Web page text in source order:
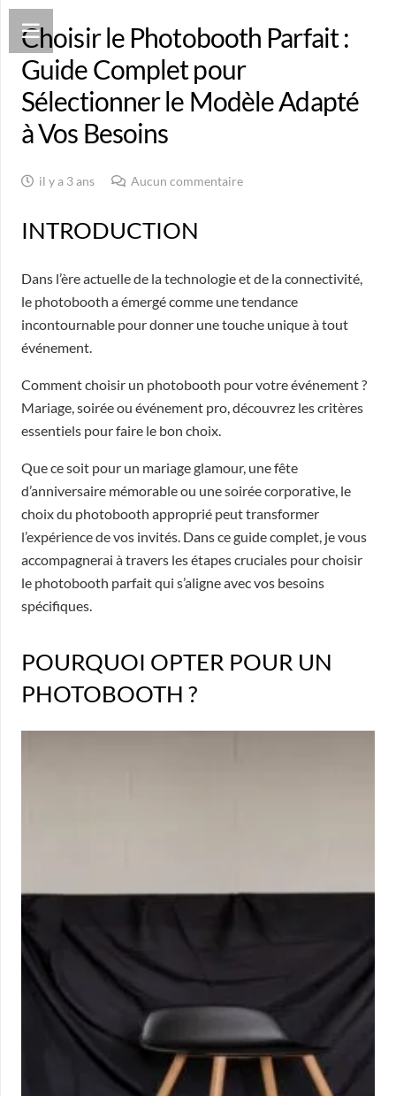
Choisir le Photobooth Parfait :
Guide Complet pour
Sélectionner le Modèle Adapté
à Vos Besoins
il y a 3 ans Aucun commentaire
INTRODUCTION
Dans l’ère actuelle de la technologie et de la connectivité,
le photobooth a émergé comme une tendance
incontournable pour donner une touche unique à tout
événement.
Comment choisir un photobooth pour votre événement ?
Mariage, soirée ou événement pro, découvrez les critères
essentiels pour faire le bon choix.
Que ce soit pour un mariage glamour, une fête
d’anniversaire mémorable ou une soirée corporative, le
choix du photobooth approprié peut transformer
l’expérience de vos invités. Dans ce guide complet, je vous
accompagnerai à travers les étapes cruciales pour choisir
le photobooth parfait qui s’aligne avec vos besoins
spécifiques.
POURQUOI OPTER POUR UN
PHOTOBOOTH ?